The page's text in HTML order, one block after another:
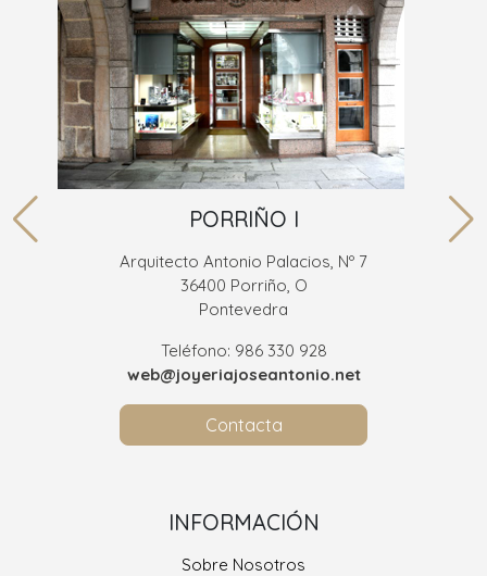
PORRIÑO I
Arquitecto Antonio Palacios, Nº 7
36400 Porriño, O
Pontevedra
Teléfono: 986 330 928
web@joyeriajoseantonio.net
Contacta
INFORMACIÓN
Sobre Nosotros